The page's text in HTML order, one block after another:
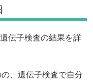
伝子検査の結果を詳
、遺伝子検査で自分